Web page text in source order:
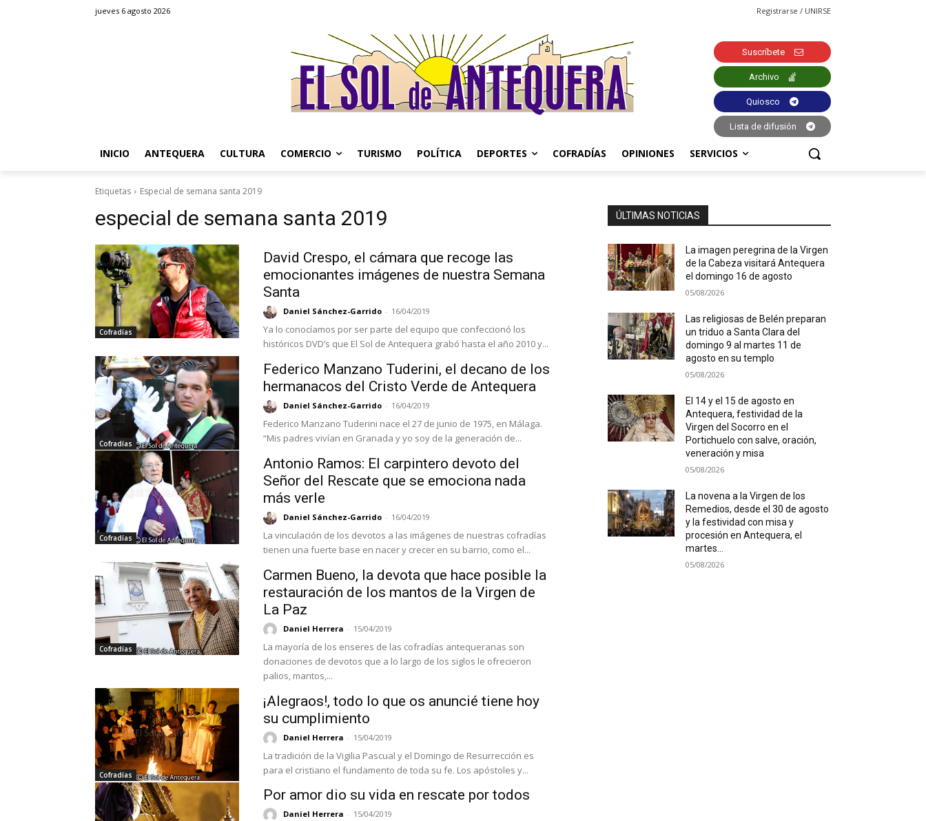
jueves 6 agosto 2026 Registrarse / UNIRSE
Suscríbete
Archivo
Quiosco
Lista de difusión
INICIO ANTEQUERA CULTURA COMERCIO TURISMO POLÍTICA DEPORTES COFRADÍAS OPINIONES SERVICIOS
Etiquetas Especial de semana santa 2019
especial de semana santa 2019
Cofradías
David Crespo, el cámara que recoge las
emocionantes imágenes de nuestra Semana
Santa
Daniel Sánchez-Garrido - 16/04/2019
Ya lo conocíamos por ser parte del equipo que confeccionó los
históricos DVD’s que El Sol de Antequera grabó hasta el año 2010 y...
Cofradías
Federico Manzano Tuderini, el decano de los
hermanacos del Cristo Verde de Antequera
Daniel Sánchez-Garrido - 16/04/2019
Federico Manzano Tuderini nace el 27 de junio de 1975, en Málaga.
“Mis padres vivían en Granada y yo soy de la generación de...
Cofradías
Antonio Ramos: El carpintero devoto del
Señor del Rescate que se emociona nada
más verle
Daniel Sánchez-Garrido - 16/04/2019
La vinculación de los devotos a las imágenes de nuestras cofradías
tienen una fuerte base en nacer y crecer en su barrio, como el...
Cofradías
Carmen Bueno, la devota que hace posible la
restauración de los mantos de la Virgen de
La Paz
Daniel Herrera - 15/04/2019
La mayoría de los enseres de las cofradías antequeranas son
donaciones de devotos que a lo largo de los siglos le ofrecieron
palios, mantos,...
Cofradías
¡Alegraos!, todo lo que os anuncié tiene hoy
su cumplimiento
Daniel Herrera - 15/04/2019
La tradición de la Vigilia Pascual y el Domingo de Resurrección es
para el cristiano el fundamento de toda su fe. Los apóstoles y...
Por amor dio su vida en rescate por todos
Daniel Herrera - 15/04/2019
ÚLTIMAS NOTICIAS
La imagen peregrina de la Virgen
de la Cabeza visitará Antequera
el domingo 16 de agosto
05/08/2026
Las religiosas de Belén preparan
un triduo a Santa Clara del
domingo 9 al martes 11 de
agosto en su templo
05/08/2026
El 14 y el 15 de agosto en
Antequera, festividad de la
Virgen del Socorro en el
Portichuelo con salve, oración,
veneración y misa
05/08/2026
La novena a la Virgen de los
Remedios, desde el 30 de agosto
y la festividad con misa y
procesión en Antequera, el
martes...
05/08/2026